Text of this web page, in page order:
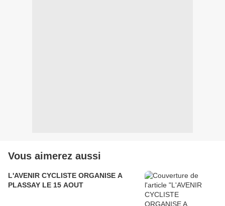
Vous aimerez aussi
L'AVENIR CYCLISTE ORGANISE A
PLASSAY LE 15 AOUT